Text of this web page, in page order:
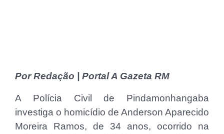
Por Redação | Portal A Gazeta RM
A Polícia Civil de Pindamonhangaba
investiga o homicídio de Anderson Aparecido
Moreira Ramos, de 34 anos, ocorrido na